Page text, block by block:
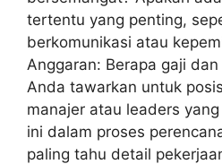
tertentu yang penting,
berkomunikasi atau
Anggaran: Berapa gaji
Anda tawarkan untuk
manajer atau leaders
ini dalam proses
paling tahu detail